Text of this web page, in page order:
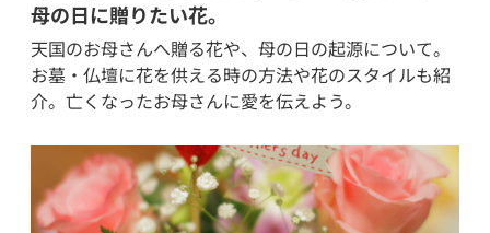
母の日に贈りたい花。
天国のお母さんへ贈る花や、母の日の起源について。
お墓・仏壇に花を供える時の方法や花のスタイルも紹
介。亡くなったお母さんに愛を伝えよう。